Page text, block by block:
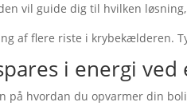
vil guide dig til hvilken
af flere riste i krybekælderen.
i energi
på hvordan du opvarmer din